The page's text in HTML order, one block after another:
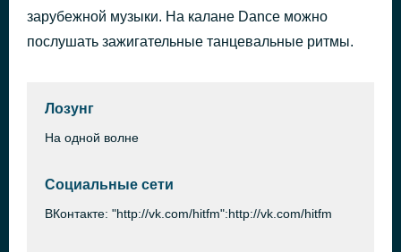
На малиновой луне
Моя Мишель
зарубежной музыки. На калане Dance можно
послушать зажигательные танцевальные ритмы.
Лозунг
На одной волне
Социальные сети
ВКонтакте: "http://vk.com/hitfm":http://vk.com/hitfm